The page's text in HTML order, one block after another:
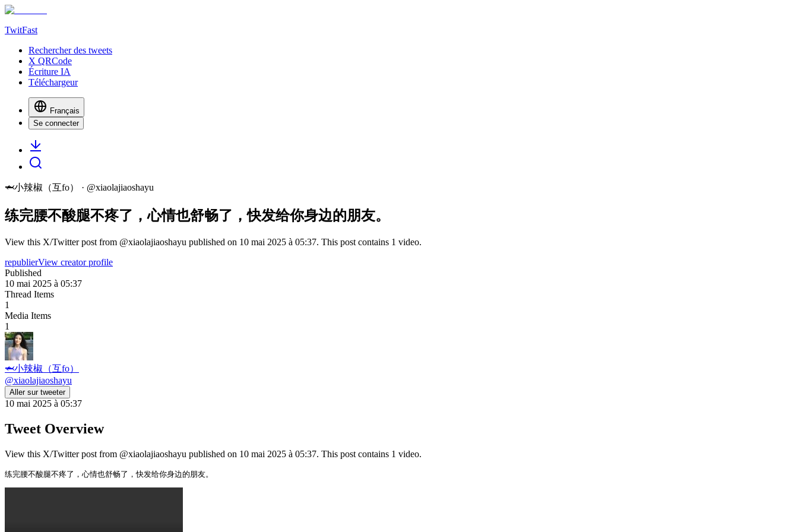
TwitFast
Rechercher des tweets
X QRCode
Écriture IA
Téléchargeur
Français
Se connecter
🦈小辣椒（互fo） · @xiaolajiaoshayu
练完腰不酸腿不疼了，心情也舒畅了，快发给你身边的朋友。
View this X/Twitter post from @xiaolajiaoshayu published on 10 mai 2025 à 05:37. This post contains 1 video.
republierView creator profile
Published
10 mai 2025 à 05:37
Thread Items
1
Media Items
1
🦈小辣椒（互fo）
@xiaolajiaoshayu
Aller sur tweeter
10 mai 2025 à 05:37
Tweet Overview
View this X/Twitter post from @xiaolajiaoshayu published on 10 mai 2025 à 05:37. This post contains 1 video.
练完腰不酸腿不疼了，心情也舒畅了，快发给你身边的朋友。